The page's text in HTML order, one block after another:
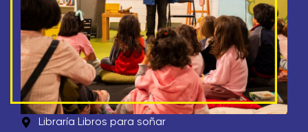
Libraría Libros para soñar